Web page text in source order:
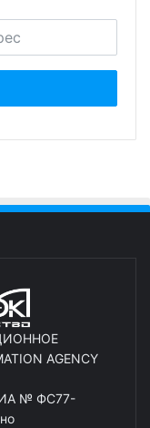
AGENCY
ИА № ФС77-